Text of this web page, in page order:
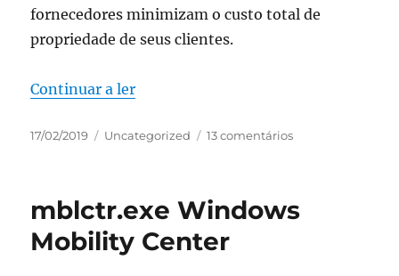
fornecedores minimizam o custo total de
propriedade de seus clientes.
Continuar a ler“msiexec.exe Windows® Installer”
Publicado
17/02/2019 Categorias
Uncategorized 13 comentáriosem
mblctr.exe Windows
Mobility Center